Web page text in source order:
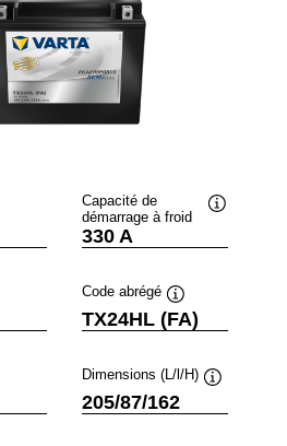
Capacité de
démarrage à froid
330 A
Code abrégé
Infobulle
TX24HL (FA)
Dimensions (L/l/H)
205/87/162